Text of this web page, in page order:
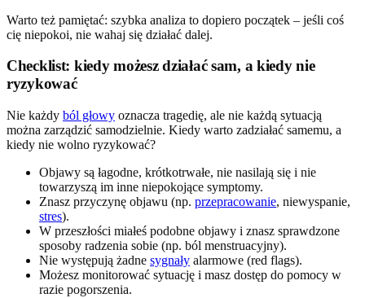
Warto też pamiętać: szybka analiza to dopiero początek – jeśli coś
cię niepokoi, nie wahaj się działać dalej.
Checklist: kiedy możesz działać sam, a kiedy nie
ryzykować
Nie każdy ból głowy oznacza tragedię, ale nie każdą sytuacją
można zarządzić samodzielnie. Kiedy warto zadziałać samemu, a
kiedy nie wolno ryzykować?
Objawy są łagodne, krótkotrwałe, nie nasilają się i nie
towarzyszą im inne niepokojące symptomy.
Znasz przyczynę objawu (np. przepracowanie, niewyspanie,
stres).
W przeszłości miałeś podobne objawy i znasz sprawdzone
sposoby radzenia sobie (np. ból menstruacyjny).
Nie występują żadne sygnały alarmowe (red flags).
Możesz monitorować sytuację i masz dostęp do pomocy w
razie pogorszenia.